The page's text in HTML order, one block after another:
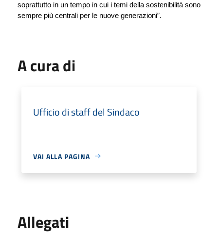
soprattutto in un tempo in cui i temi della sostenibilità sono
sempre più centrali per le nuove generazioni”.
A cura di
Ufficio di staff del Sindaco
VAI ALLA PAGINA
Allegati